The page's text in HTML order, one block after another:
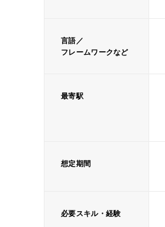
言語／
フレームワークなど
最寄駅
想定期間
必要スキル・経験